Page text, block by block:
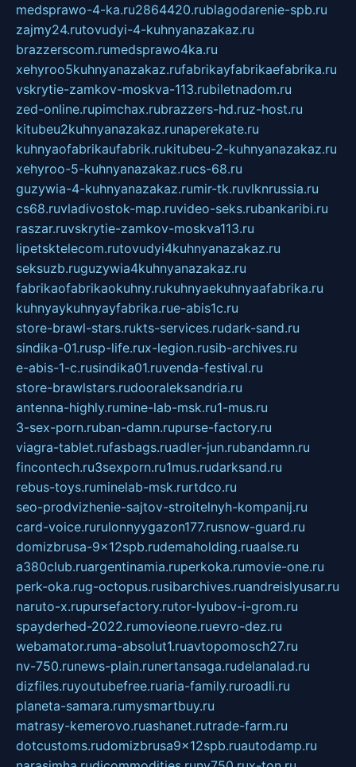
medsprawo-4-ka.ru2864420.rublagodarenie-spb.ru
zajmy24.rutovudyi-4-kuhnyanazakaz.ru
brazzerscom.rumedsprawo4ka.ru
xehyroo5kuhnyanazakaz.rufabrikayfabrikaefabrika.ru
vskrytie-zamkov-moskva-113.rubiletnadom.ru
zed-online.rupimchax.rubrazzers-hd.ruz-host.ru
kitubeu2kuhnyanazakaz.runaperekate.ru
kuhnyaofabrikaufabrik.rukitubeu-2-kuhnyanazakaz.ru
xehyroo-5-kuhnyanazakaz.rucs-68.ru
guzywia-4-kuhnyanazakaz.rumir-tk.ruvlknrussia.ru
cs68.ruvladivostok-map.ruvideo-seks.rubankaribi.ru
raszar.ruvskrytie-zamkov-moskva113.ru
lipetsktelecom.rutovudyi4kuhnyanazakaz.ru
seksuzb.ruguzywia4kuhnyanazakaz.ru
fabrikaofabrikaokuhny.rukuhnyaekuhnyaafabrika.ru
kuhnyaykuhnyayfabrika.rue-abis1c.ru
store-brawl-stars.rukts-services.rudark-sand.ru
sindika-01.rusp-life.rux-legion.rusib-archives.ru
e-abis-1-c.rusindika01.ruvenda-festival.ru
store-brawlstars.rudooraleksandria.ru
antenna-highly.rumine-lab-msk.ru1-mus.ru
3-sex-porn.ruban-damn.rupurse-factory.ru
viagra-tablet.rufasbags.ruadler-jun.rubandamn.ru
fincontech.ru3sexporn.ru1mus.rudarksand.ru
rebus-toys.ruminelab-msk.rurtdco.ru
seo-prodvizhenie-sajtov-stroitelnyh-kompanij.ru
card-voice.rurulonnyygazon177.rusnow-guard.ru
domizbrusa-9x12spb.rudemaholding.ruaalse.ru
a380club.ruargentinamia.ruperkoka.rumovie-one.ru
perk-oka.rug-octopus.rusibarchives.ruandreislyusar.ru
naruto-x.rupursefactory.rutor-lyubov-i-grom.ru
spayderhed-2022.rumovieone.ruevro-dez.ru
webamator.ruma-absolut1.ruavtopomosch27.ru
nv-750.runews-plain.runertansaga.rudelanalad.ru
dizfiles.ruyoutubefree.ruaria-family.ruroadli.ru
planeta-samara.rumysmartbuy.ru
matrasy-kemerovo.ruashanet.rutrade-farm.ru
dotcustoms.rudomizbrusa9x12spb.ruautodamp.ru